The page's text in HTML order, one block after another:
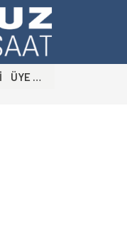
ÜYE GİRİŞİ ÜYE OL